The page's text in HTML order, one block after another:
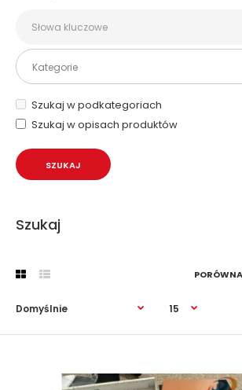
Szukaj w podkategoriach
Szukaj w opisach produktów
Szukaj